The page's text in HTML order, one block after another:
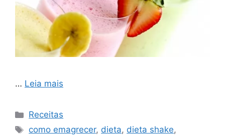
… Leia mais
Categorias
Receitas
Tags
como emagrecer, dieta, dieta shake,